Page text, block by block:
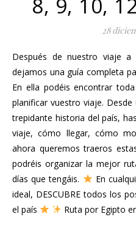
8, 9, 10,
28
Después de nuestro viaje a la Tierra de los Faraones os
dejamos una guía completa
En ella podéis encontrar
planificar vuestro viaje.
trepidante historia del país,
viaje, cómo llegar, cómo
ahora queremos traeros
podréis organizar la mejor
días que tengáis.
En
ideal, DESCUBRE todos los
el país
Ruta por Egipto